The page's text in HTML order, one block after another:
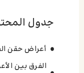
جدول
أعراض حقن
الفرق بين